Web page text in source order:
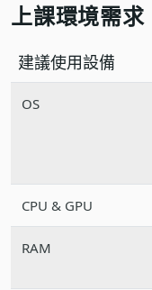
上課環境需求
建議使用設備
OS
CPU & GPU
RAM